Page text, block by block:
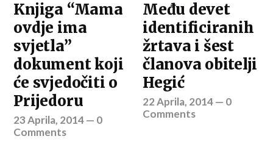
Knjiga “Mama
ovdje ima
svjetla”
dokument koji
će svjedočiti o
Prijedoru
23 Aprila, 2014— 0
Comments
Među devet
identificiranih
žrtava i šest
članova obitelji
Hegić
22 Aprila, 2014— 0
Comments